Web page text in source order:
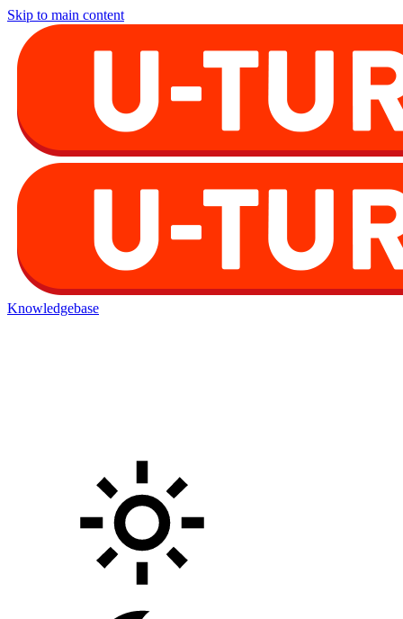
Skip to main content
Knowledgebase